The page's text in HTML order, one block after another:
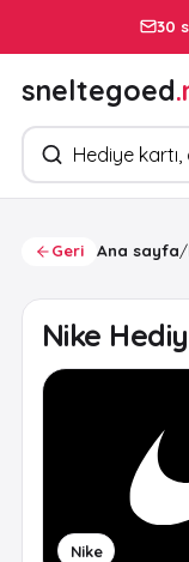
30
sneltegoed
Ürün arayın
Geri Ana sayfa/
Nike
Nike